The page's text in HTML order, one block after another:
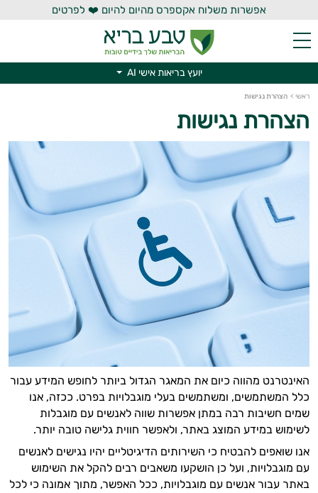
אפשרות משלוח אקספרס מהיום להיום ❤️ לפרטים
יועץ בריאות אישי AI
ראשי > הצהרת נגישות
הצהרת נגישות
האינטרנט מהווה כיום את המאגר הגדול ביותר לחופש המידע עבור
כלל המשתמשים, ומשתמשים בעלי מוגבלויות בפרט. ככזה, אנו
שמים חשיבות רבה במתן אפשרות שווה לאנשים עם מוגבלות
לשימוש במידע המוצג באתר, ולאפשר חווית גלישה טובה יותר.
אנו שואפים להבטיח כי השירותים הדיגיטליים יהיו נגישים לאנשים
עם מוגבלויות, ועל כן הושקעו משאבים רבים להקל את השימוש
באתר עבור אנשים עם מוגבלויות, ככל האפשר, מתוך אמונה כי לכל